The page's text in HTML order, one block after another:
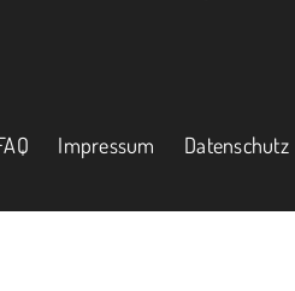
Impressum Datenschutz